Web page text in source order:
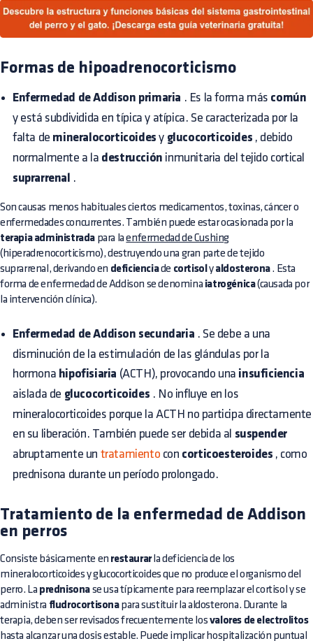
Formas de hipoadrenocorticismo
Enfermedad de Addison primaria . Es la forma más común
y está subdividida en típica y atípica. Se caracterizada por la
falta de mineralocorticoides y glucocorticoides , debido
normalmente a la destrucción inmunitaria del tejido cortical
suprarrenal .
Son causas menos habituales ciertos medicamentos, toxinas, cáncer o
enfermedades concurrentes. También puede estar ocasionada por la
terapia administrada para laenfermedad de Cushing
(hiperadrenocorticismo), destruyendo una gran parte de tejido
suprarrenal, derivando en deficienciade cortisol y aldosterona. Esta
forma de enfermedad de Addison se denomina iatrogénica(causada por
la intervención clínica).
Enfermedad de Addison secundaria . Se debe a una
disminución de la estimulación de las glándulas por la
hormona hipofisiaria (ACTH), provocando una insuficiencia
aislada de glucocorticoides . No influye en los
mineralocorticoides porque la ACTH no participa directamente
en su liberación. También puede ser debida al suspender
abruptamente un tratamiento con corticoesteroides , como
prednisona durante un período prolongado.
Tratamiento de la enfermedad de Addison
en perros
Consiste básicamente en restaurarla deficiencia de los
mineralocorticoides y glucocorticoides que no produce el organismo del
perro. La prednisona se usa típicamente para reemplazar el cortisol y se
administra fludrocortisonapara sustituir la aldosterona. Durante la
terapia, deben ser revisados frecuentemente los valores de electrolitos
hasta alcanzar una dosis estable. Puede implicar hospitalización puntual